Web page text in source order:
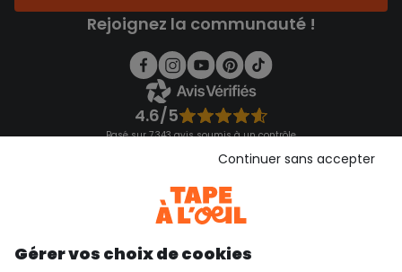
Rejoignez la communauté !
4.6/5
Basé sur 7 343 avis soumis à un contrôle
Consulter les CGU
Gérer vos choix de cookies
Continuer sans accepter